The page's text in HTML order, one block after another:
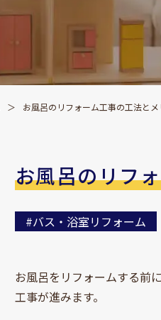
お風呂のリフォーム工事の工法と
お風呂のリフ
#バス・浴室リフォーム
お風呂をリフォームする前
工事が進みます。